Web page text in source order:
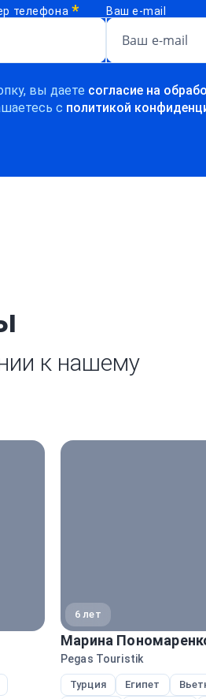
телефона * Ваш e-mail
вы даете согласие на
c политикой
к нашему
6 лет
Марина
Pegas Touristik
Турция Египет